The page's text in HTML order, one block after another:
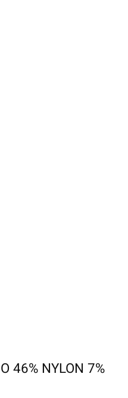
46% NYLON 7%